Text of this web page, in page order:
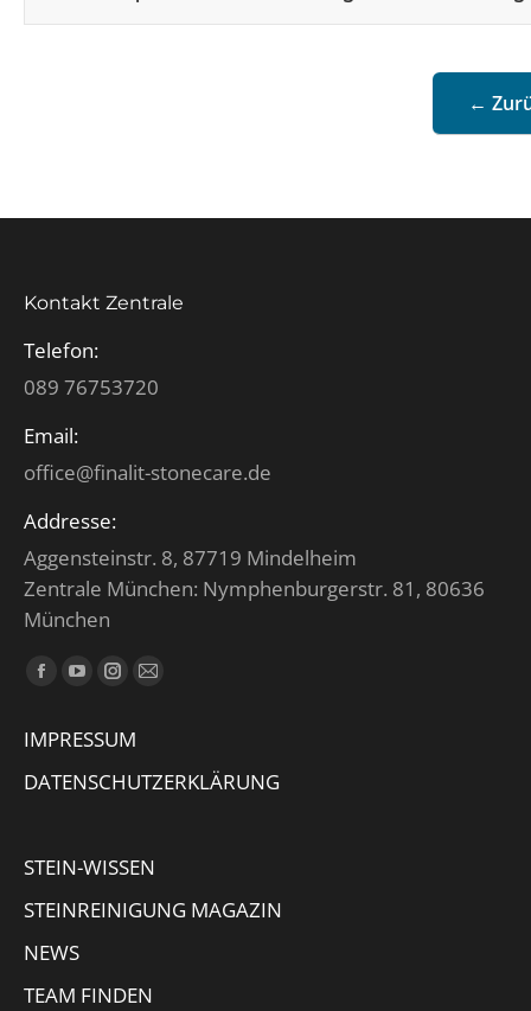
←
Kontakt Zentrale
Telefon:
089 76753720
Email:
office@finalit-stonecare.de
Addresse:
Aggensteinstr. 8, 87719 Mindelheim
Zentrale München: Nymphenburgerstr. 81, 80636
München
Finden Sie uns auf:
Facebook
opens
in
YouTube
opens
in
Instagram
opens
in
E-
opens
window
IMPRESSUM
DATENSCHUTZERKLÄRUNG
STEIN-WISSEN
STEINREINIGUNG MAGAZIN
NEWS
TEAM FINDEN